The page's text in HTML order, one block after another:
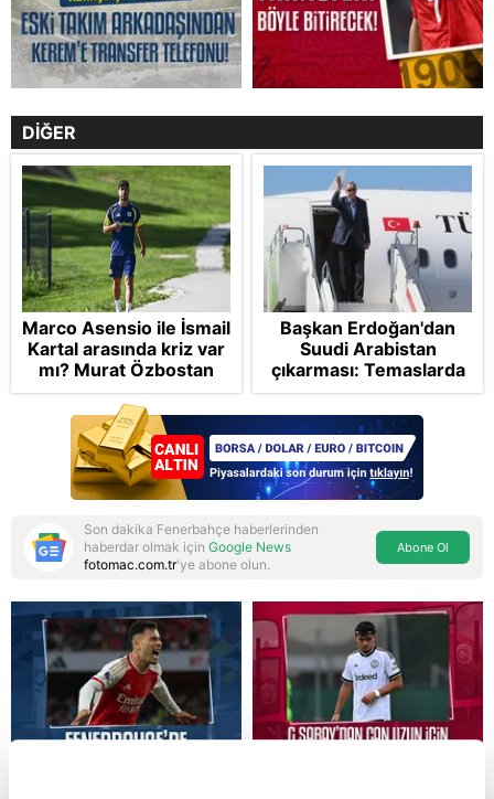
Reddet
DİĞER
Marco Asensio ile İsmail
Kartal arasında kriz var
mı? Murat Özbostan
analiz etti: Egoları da
yönetmelisiniz
Başkan Erdoğan'dan
Suudi Arabistan
çıkarması: Temaslarda
bulunacak
Son dakika Fenerbahçe haberlerinden
haberdar olmak için Google News
fotomac.com.tr'ye abone olun.
Abone Ol